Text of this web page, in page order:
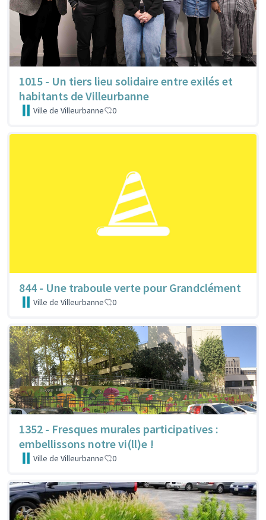
1015 - Un tiers lieu solidaire entre exilés et
habitants de Villeurbanne
Ville de Villeurbanne 0
844 - Une traboule verte pour Grandclément
Ville de Villeurbanne 0
1352 - Fresques murales participatives :
embellissons notre vi(ll)e !
Ville de Villeurbanne 0